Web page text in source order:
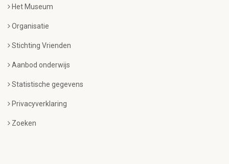
Het Museum
Organisatie
Stichting Vrienden
Aanbod onderwijs
Statistische gegevens
Privacyverklaring
Zoeken